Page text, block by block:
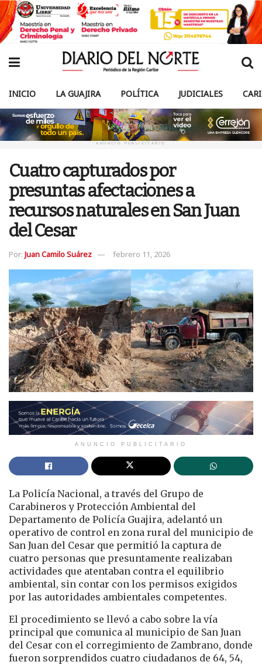
INICIO LA GUAJIRA POLÍTICA JUDICIALES
ANUNCIO PUBLICITARIO
Cuatro capturados por
presuntas afectaciones a
recursos naturales en San Juan
del Cesar
Por: Juan Camilo Suárez febrero 11, 2026
ANUNCIO PUBLICITARIO
La Policía Nacional, a través del Grupo de
Carabineros y Protección Ambiental del
Departamento de Policía Guajira, adelantó un
operativo de control en zona rural del municipio de
San Juan del Cesar que permitió la captura de
cuatro personas que presuntamente realizaban
actividades que atentaban contra el equilibrio
ambiental, sin contar con los permisos exigidos
por las autoridades ambientales competentes.
El procedimiento se llevó a cabo sobre la vía
principal que comunica al municipio de San Juan
del Cesar con el corregimiento de Zambrano, donde
fueron sorprendidos cuatro ciudadanos de 64, 54,